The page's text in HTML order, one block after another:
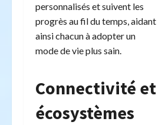
personnalisés et suivent les
progrès au fil du temps, aidant
ainsi chacun à adopter un
mode de vie plus sain.
Connectivité et
écosystèmes